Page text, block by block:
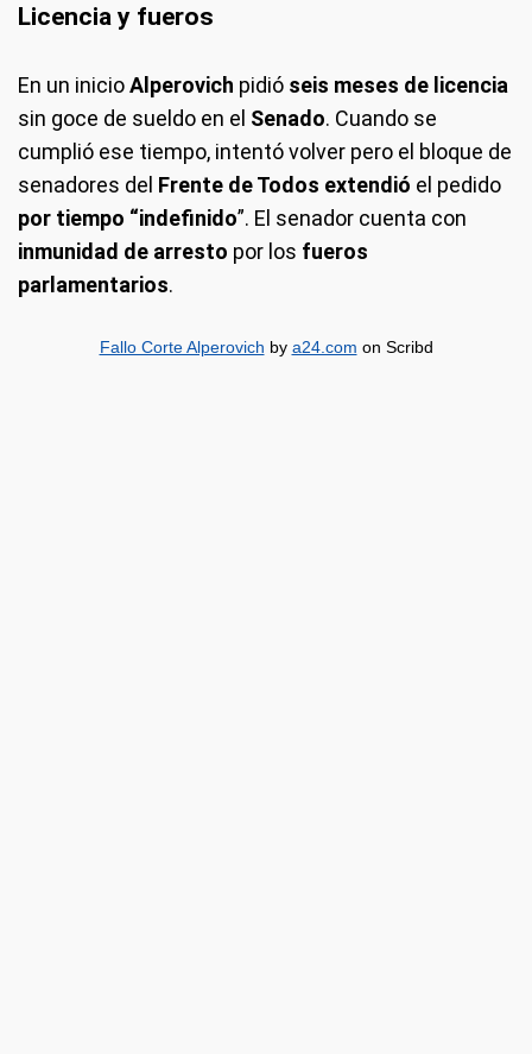
Licencia y fueros
En un inicioAlperovich pidió seis meses de licencia
sin goce de sueldo en el Senado. Cuando se
cumplió ese tiempo, intentó volver pero el bloque de
senadores del Frente de Todos extendió el pedido
por tiempo “indefinido”. El senador cuenta con
inmunidad de arresto por los fueros
parlamentarios.
Fallo Corte Alperovich by a24.com on Scribd